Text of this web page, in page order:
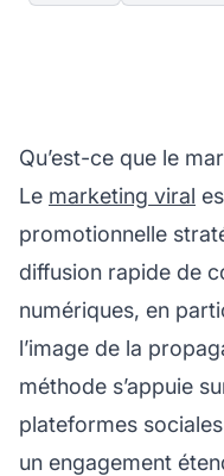
Qu’est-ce que le
Le marketing viral
promotionnelle
diffusion rapide de
numériques, en
l’image de la
méthode s’appuie
plateformes
un engagement